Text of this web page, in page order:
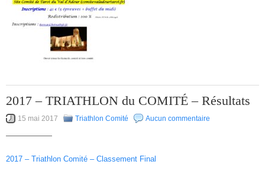
2017 – TRIATHLON du COMITÉ – Résultats
15 mai 2017 Triathlon Comité Aucun commentaire
——————
2017 – Triathlon Comité – Classement Final